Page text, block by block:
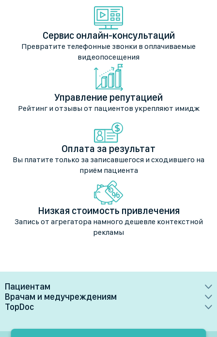
Сервис онлайн-консультаций
Превратите телефонные звонки в оплачиваемые
видеопосещения
Управление репутацией
Рейтинг и отзывы от пациентов укрепляют имидж
Оплата за результат
Вы платите только за записавшегося и сходившего на
приём пациента
Низкая стоимость привлечения
Запись от агрегатора намного дешевле контекстной
рекламы
Пациентам
Врачи
Клиники
Лаборатории
Врачам и медучреждениям
Преимущества
TopDoc
Контакты